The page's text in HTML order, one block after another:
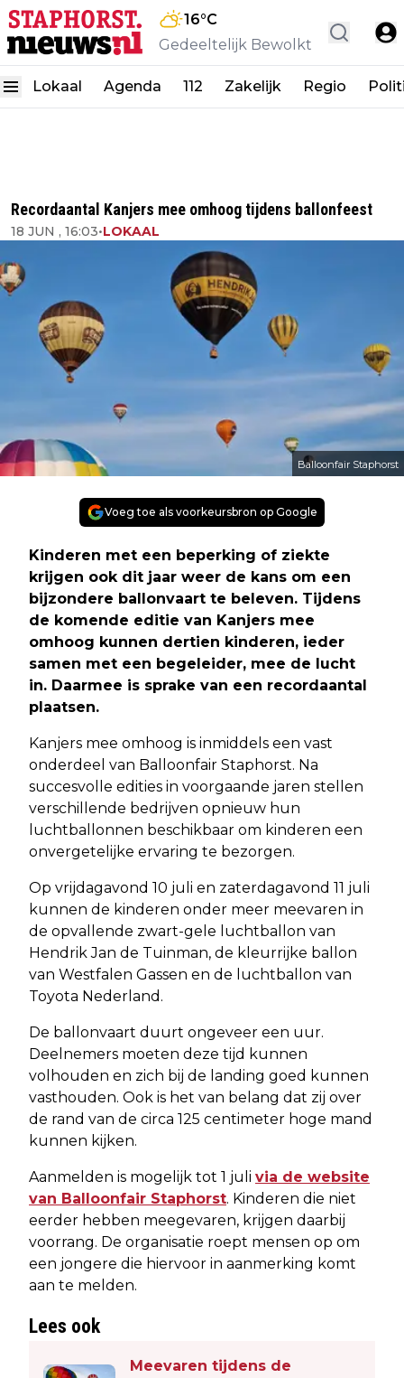
16°C
Gedeeltelijk Bewolkt
Lokaal Agenda 112 Zakelijk Regio
Recordaantal Kanjers mee omhoog tijdens ballonfeest
18 JUN , 16:03•LOKAAL
Balloonfair Staphorst
Voeg toe als voorkeursbron op Google
Kinderen met een beperking of ziekte
krijgen ook dit jaar weer de kans om een
bijzondere ballonvaart te beleven. Tijdens
de komende editie van Kanjers mee
omhoog kunnen dertien kinderen, ieder
samen met een begeleider, mee de lucht
in. Daarmee is sprake van een recordaantal
plaatsen.
Kanjers mee omhoog is inmiddels een vast
onderdeel van Balloonfair Staphorst. Na
succesvolle edities in voorgaande jaren stellen
verschillende bedrijven opnieuw hun
luchtballonnen beschikbaar om kinderen een
onvergetelijke ervaring te bezorgen.
Op vrijdagavond 10 juli en zaterdagavond 11 juli
kunnen de kinderen onder meer meevaren in
de opvallende zwart-gele luchtballon van
Hendrik Jan de Tuinman, de kleurrijke ballon
van Westfalen Gassen en de luchtballon van
Toyota Nederland.
De ballonvaart duurt ongeveer een uur.
Deelnemers moeten deze tijd kunnen
volhouden en zich bij de landing goed kunnen
vasthouden. Ook is het van belang dat zij over
de rand van de circa 125 centimeter hoge mand
kunnen kijken.
Aanmelden is mogelijk tot 1 juli via de website
van Balloonfair Staphorst. Kinderen die niet
eerder hebben meegevaren, krijgen daarbij
voorrang. De organisatie roept mensen op om
een jongere die hiervoor in aanmerking komt
aan te melden.
Lees ook
Meevaren tijdens de